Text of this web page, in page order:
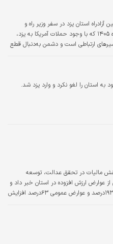
استان یزد در سفر وزیر راه و
شهرسازی آغاز شد. در این آیین، فرزانه صادق روز شنبه ۲۷ تیرماه ۱۴۰۵ که با وجود حملات آمریکا به یزد،
ارتباطی است و دشمن به‌دنبال قطع
استان را لغو نکرد و وارد یزد شد.
نقش مالیات در تحقق عدالت، توسعه
عوارض ارزش افزوده در استان خبر داد و
گفت: در سال۱۴۰۴ وصول عوارض آلایندگی نسبت به سال قبل ۱۹۳درصد و عوارض عمومی ۶۳درصد افزایش